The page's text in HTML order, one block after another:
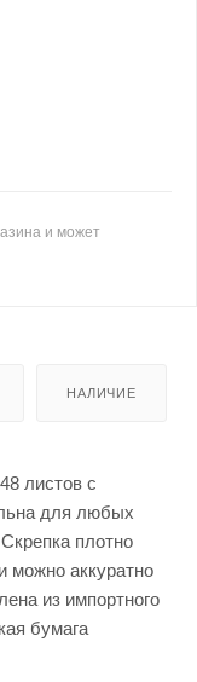
и может
НАЛИЧИЕ
листов с
для любых
плотно
можно аккуратно
из импортного
бумага